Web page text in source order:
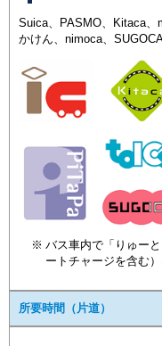
Suica、PASMO、Kitaca、
かけん、nimoca、
バス車内で「りゅー
ートチャージを含む）
所要時間（片道）